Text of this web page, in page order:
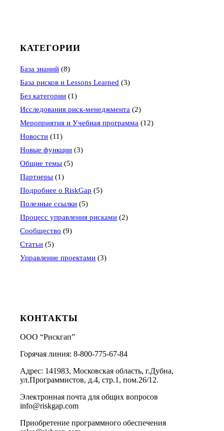
КАТЕГОРИИ
База знаний (8)
База рисков и Lessons Learned (3)
Без категории (1)
Исследования риск-менеджмента (2)
Мероприятия и Учебная программа (12)
Новости (11)
Новые функции (3)
Общие темы (5)
Партнеры (1)
Подробнее о RiskGap (5)
Полезные ссылки (5)
Процесс управления рисками (2)
Сообщество (9)
Статьи (5)
Управление проектами (3)
КОНТАКТЫ
ООО “Рискгап”
Горячая линия: 8-800-775-67-84
Адрес: 141983, Московская область, г.Дубна,
ул.Программистов, д.4, стр.1, пом.26/12.
Электронная почта для общих вопросов
info@riskgap.com
Приобретение программного обеспечения